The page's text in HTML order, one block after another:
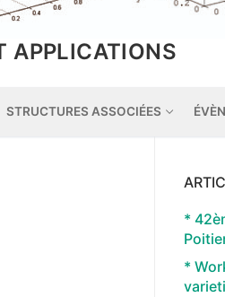
APPLICATIONS
STRUCTURES ASSOCIÉES
*
*